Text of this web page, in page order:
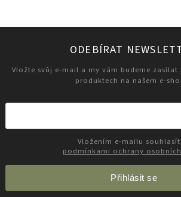
ODEBÍRAT
Vložte svůj e-mail a my vám budeme
produktech na našem e-
podmínkami ochrany
Přihlásit se